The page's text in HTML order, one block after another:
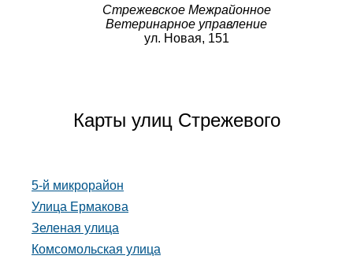
Стрежевское Межрайонное
Ветеринарное управление
ул. Новая, 151
Карты улиц Стрежевого
5-й микрорайон
Улица Ермакова
Зеленая улица
Комсомольская улица